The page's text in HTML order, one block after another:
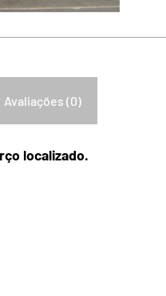
Avaliações (0)
localizado.